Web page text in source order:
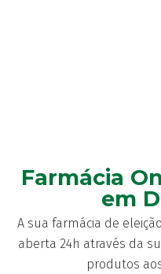
Farmácia
em
A sua farmácia de
aberta 24h através da
produtos